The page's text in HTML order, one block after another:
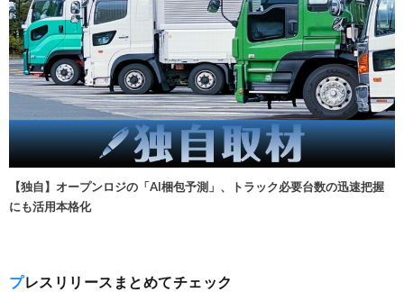
【独自】オープンロジの「AI梱包予測」、トラック必要台数の迅速把握
にも活用本格化
プレスリリースまとめてチェック